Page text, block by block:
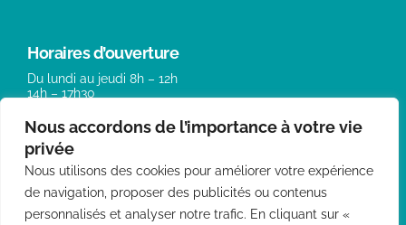
Nous accordons de l’importance à votre vie
privée
Nous utilisons des cookies pour améliorer votre expérience
de navigation, proposer des publicités ou contenus
personnalisés et analyser notre trafic. En cliquant sur «
Horaires d’ouverture
Du lundi au jeudi 8h – 12h
14h – 17h30
> Bioénergies
> Bois et granulés
> Chauffage – SAV